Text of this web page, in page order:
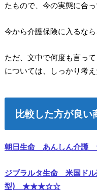
たもので、今の実態に合っ
今から介護保険に入るな
ただ、文中で何度も言っ
については、しっかり考え
比較した方が良い
朝日生命 あんしん介
ジブラルタ生命 米国ドル
型) ★★★☆☆